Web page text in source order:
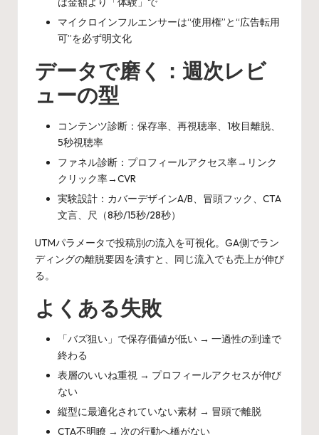
マイクロインフルエンサーは“使用権”と“広告転用
可”を必ず明文化
データで磨く：週次レビ
ューの型
コンテンツ診断：保存率、再視聴率、1枚目離脱、
5秒視聴率
ファネル診断：プロフィールアクセス率→リンク
クリック率→CVR
実験設計：カバーデザインA/B、冒頭フック、CTA
文言、尺（8秒/15秒/28秒）
UTMパラメータで投稿別の流入を可視化。GA側でラン
ディングの離脱要因を潰すと、同じ流入でも売上が伸び
る。
よくある失敗
「バズ狙い」で保存価値が低い → 一過性の到達で
終わる
表層のいいね重視 → プロフィールアクセスが伸び
ない
縦型に最適化されていない素材 → 冒頭で離脱
CTA不明瞭 → 次の行動へ橋がない